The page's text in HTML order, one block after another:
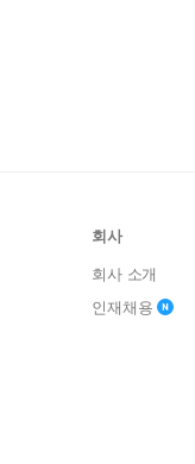
회사
회사 소개
인재채용